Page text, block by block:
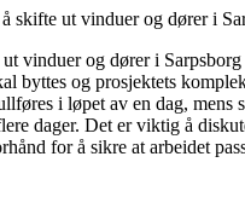
skifte ut vinduer og dører i
vinduer og dører i
byttes og prosjektets
i løpet av en dag, mens
dager. Det er viktig å
for å sikre at arbeidet